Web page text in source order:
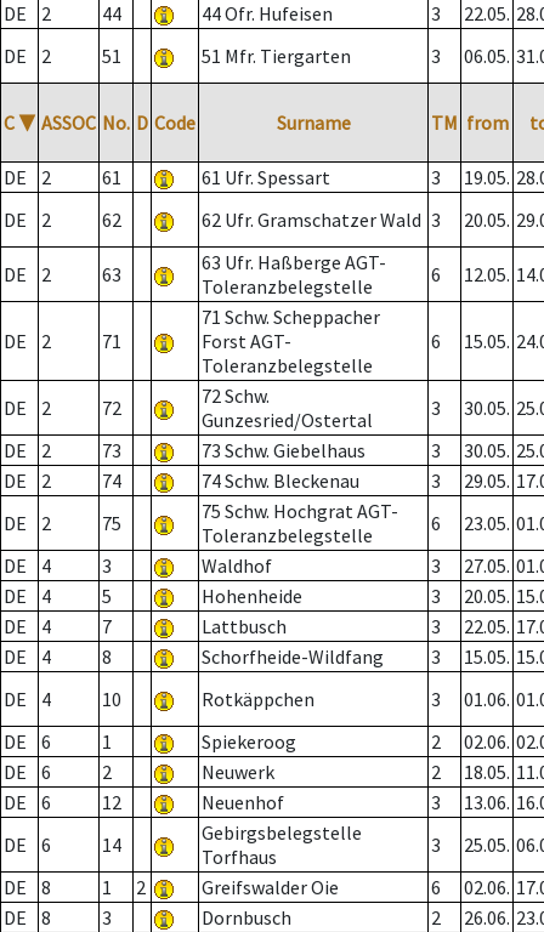
DE
2 44 44 Ofr. Hufeisen 3 22.05.
DE
2 51 51 Mfr. Tiergarten 3 06.05.
C ▼ ASSOC No. D Code Surname TM from
DE 2 61 61 Ufr. Spessart 3 19.05.
DE
2 62 62 Ufr. Gramschatzer Wald 3 20.05.
DE 2 63
63 Ufr. Haßberge AGT-
Toleranzbelegstelle
6 12.05.
DE 2 71
71 Schw. Scheppacher
Forst AGT-
Toleranzbelegstelle
6 15.05.
DE 2 72
72 Schw.
Gunzesried/Ostertal
3 30.05.
DE
2 73 73 Schw. Giebelhaus 3 30.05.
DE
2 74 74 Schw. Bleckenau 3 29.05.
DE
2 75
75 Schw. Hochgrat AGT-
Toleranzbelegstelle
6 23.05.
DE
4 3 Waldhof 3 27.05.
DE
4 5 Hohenheide 3 20.05.
DE
4 7 Lattbusch 3 22.05.
DE
4 8 Schorfheide-Wildfang 3 15.05.
DE
4 10 Rotkäppchen 3 01.06.
DE
6 1 Spiekeroog 2 02.06.
DE
6 2 Neuwerk 2 18.05.
DE
6 12 Neuenhof 3 13.06.
DE
6 14
Gebirgsbelegstelle
Torfhaus
3 25.05.
DE
8 1 2 Greifswalder Oie 6 02.06.
DE
8 3 Dornbusch 2 26.06.